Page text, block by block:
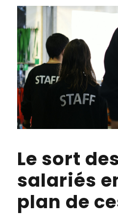
Le sort
salariés
plan de